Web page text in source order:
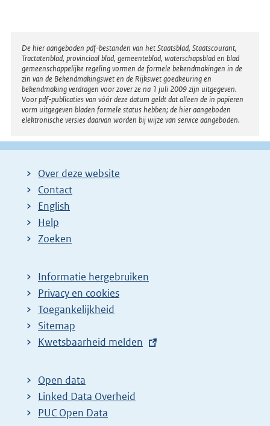
Disclaimer
De hier aangeboden pdf-bestanden van het Staatsblad, Staatscourant,
Tractatenblad, provinciaal blad, gemeenteblad, waterschapsblad en blad
gemeenschappelijke regeling vormen de formele bekendmakingen in de
zin van de Bekendmakingswet en de Rijkswet goedkeuring en
bekendmaking verdragen voor zover ze na 1 juli 2009 zijn uitgegeven.
Voor pdf-publicaties van vóór deze datum geldt dat alleen de in papieren
vorm uitgegeven bladen formele status hebben; de hier aangeboden
elektronische versies daarvan worden bij wijze van service aangeboden.
Over deze website
Contact
English
Help
Zoeken
Informatie hergebruiken
Privacy en cookies
Toegankelijkheid
Sitemap
E
t
e
r
Kwetsbaarheid melden
Open data
Linked Data Overheid
PUC Open Data